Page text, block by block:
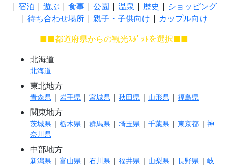
| 宿泊 | 遊ぶ| 食事| 公園 | 温泉 | 歴史 | ショッピング
| 待ち合わせ場所| 親子・子供向け | カップル向け
■■都道府県からの観光ｽﾎﾟｯﾄを選択■■
北海道
北海道
東北地方
青森県 | 岩手県 | 宮城県 | 秋田県 | 山形県 | 福島県
関東地方
茨城県 | 栃木県 | 群馬県 | 埼玉県 | 千葉県 | 東京都 | 神
奈川県
中部地方
新潟県 | 富山県 | 石川県 | 福井県 | 山梨県 | 長野県 | 岐